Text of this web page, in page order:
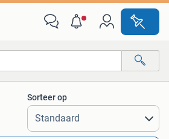
Alle afstanden…
Sorteer op